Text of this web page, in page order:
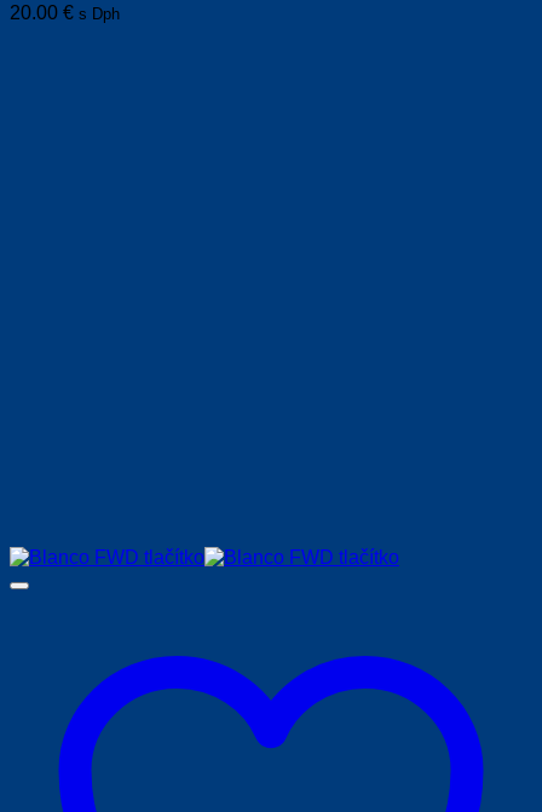
20.00 € s Dph